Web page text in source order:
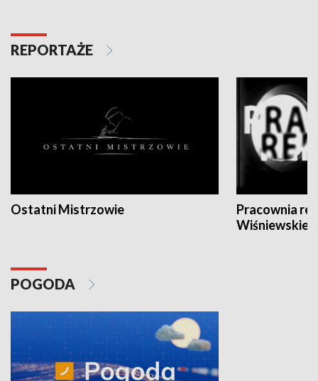
REPORTAŻE
Ostatni Mistrzowie
Pracownia
POGODA